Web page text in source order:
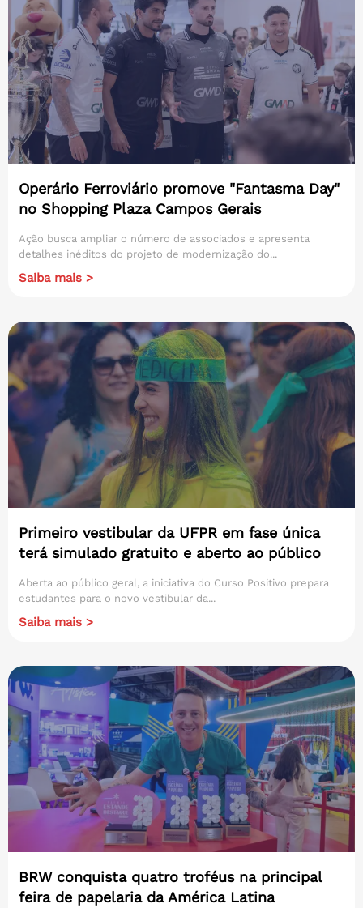
Operário Ferroviário promove "Fantasma Day"
no Shopping Plaza Campos Gerais
Ação busca ampliar o número de associados e apresenta
detalhes inéditos do projeto de modernização do...
Saiba mais >
Primeiro vestibular da UFPR em fase única
terá simulado gratuito e aberto ao público
Aberta ao público geral, a iniciativa do Curso Positivo prepara
estudantes para o novo vestibular da...
Saiba mais >
BRW conquista quatro troféus na principal
feira de papelaria da América Latina